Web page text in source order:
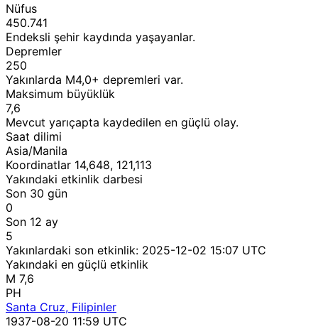
Nüfus
450.741
Endeksli şehir kaydında yaşayanlar.
Depremler
250
Yakınlarda M4,0+ depremleri var.
Maksimum büyüklük
7,6
Mevcut yarıçapta kaydedilen en güçlü olay.
Saat dilimi
Asia/Manila
Koordinatlar 14,648, 121,113
Yakındaki etkinlik darbesi
Son 30 gün
0
Son 12 ay
5
Yakınlardaki son etkinlik: 2025-12-02 15:07 UTC
Yakındaki en güçlü etkinlik
M 7,6
PH
Santa Cruz, Filipinler
1937-08-20 11:59 UTC